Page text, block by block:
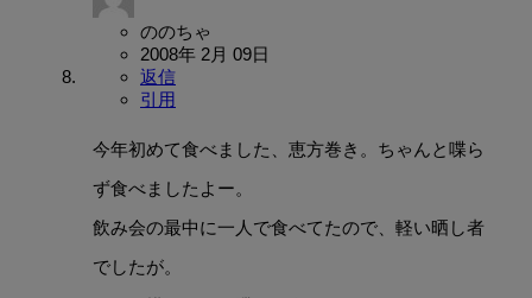
ののちゃ
2008年 2月 09日
返信
引用
今年初めて食べました、恵方巻き。ちゃんと喋ら
ず食べましたよー。
飲み会の最中に一人で食べてたので、軽い晒し者
でしたが。